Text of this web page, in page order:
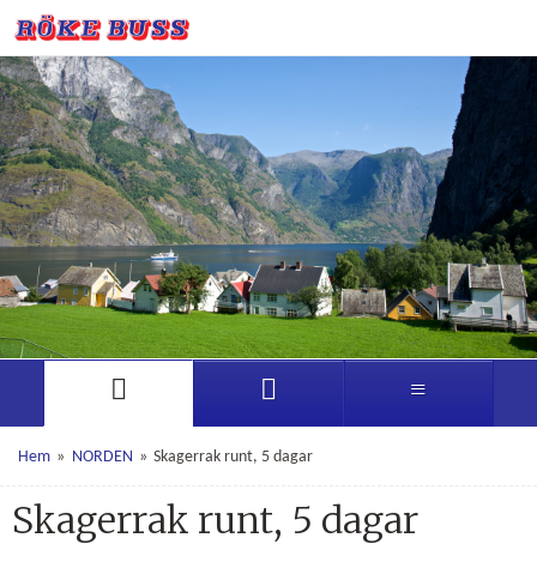
Hem » NORDEN » Skagerrak runt, 5 dagar
Skagerrak runt, 5 dagar